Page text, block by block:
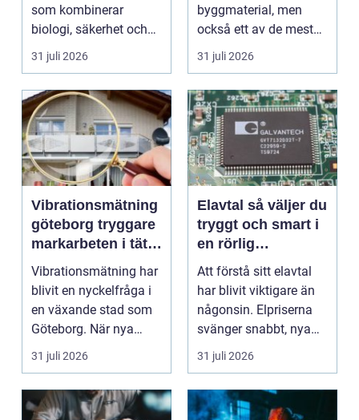
som kombinerar
biologi, säkerhet och
hantverk. I en stad so...
31 juli 2026
byggmaterial, men
också ett av de mest
missförstådda. Många
tänke...
31 juli 2026
Vibrationsmätning
göteborg tryggare
markarbeten i tät
stadsmiljö
Vibrationsmätning har
blivit en nyckelfråga i
en växande stad som
Göteborg. När nya
bostäder, broar,...
31 juli 2026
Elavtal så väljer du
tryggt och smart i
en rörlig
elmarknad
Att förstå sitt elavtal
har blivit viktigare än
någonsin. Elpriserna
svänger snabbt, nya
typer av av...
31 juli 2026